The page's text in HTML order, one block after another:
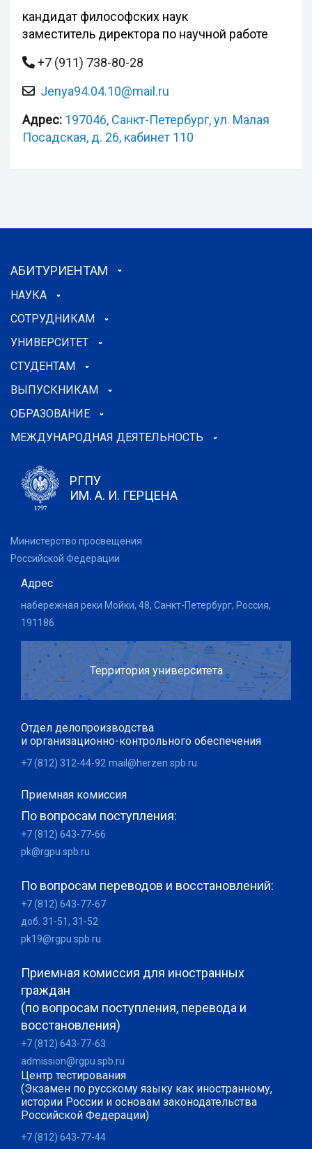
кандидат философских наук
заместитель директора по научной работе
+7 (911) 738-80-28
Jenya94.04.10@mail.ru
Адрес: 197046, Санкт-Петербург, ул. Малая
Посадская, д. 26, кабинет 110
АБИТУРИЕНТАМ
НАУКА
СОТРУДНИКАМ
УНИВЕРСИТЕТ
СТУДЕНТАМ
ВЫПУСКНИКАМ
ОБРАЗОВАНИЕ
МЕЖДУНАРОДНАЯ ДЕЯТЕЛЬНОСТЬ
РГПУ
ИМ. А. И. ГЕРЦЕНА
Министерство просвещения
Российской Федерации
Адрес
набережная реки Мойки, 48, Санкт-Петербург, Россия,
191186
Территория университета
Отдел делопроизводства
и организационно-контрольного обеспечения
+7 (812) 312-44-92 mail@herzen.spb.ru
Приемная комиссия
По вопросам поступления:
+7 (812) 643-77-66
pk@rgpu.spb.ru
По вопросам переводов и восстановлений:
+7 (812) 643-77-67
доб. 31-51, 31-52
pk19@rgpu.spb.ru
Приемная комиссия для иностранных
граждан
(по вопросам поступления, перевода и
восстановления)
+7 (812) 643-77-63
admission@rgpu.spb.ru
Центр тестирования
(Экзамен по русскому языку как иностранному,
истории России и основам законодательства
Российской Федерации)
+7 (812) 643-77-44